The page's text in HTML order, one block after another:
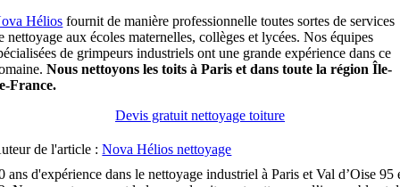
Hélios fournit de manière professionnelle toutes sortes de services
nettoyage aux écoles maternelles, collèges et lycées. Nos équipes
de grimpeurs industriels ont une grande expérience dans ce
Nous nettoyons les toits à Paris et dans toute la région Île-
France.
Devis gratuit nettoyage toiture
de l'article :Nova Hélios nettoyage
ans d'expérience dans le nettoyage industriel à Paris et Val d’Oise 95